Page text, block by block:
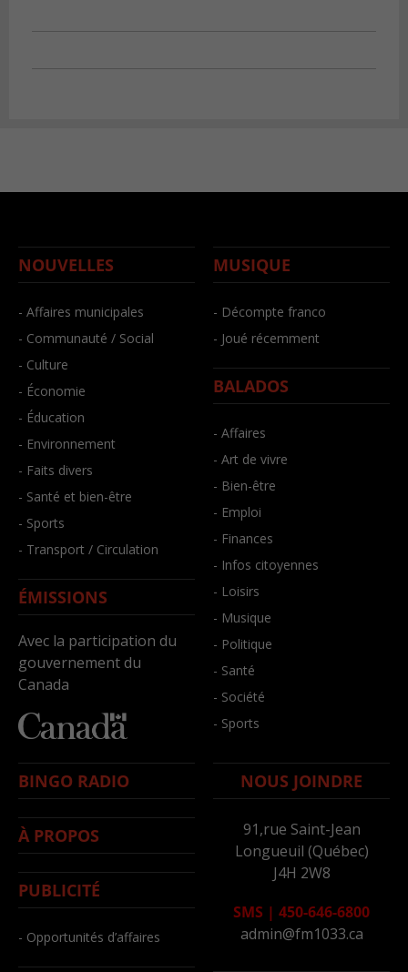
NOUVELLES
- Affaires municipales
- Communauté / Social
- Culture
- Économie
- Éducation
- Environnement
- Faits divers
- Santé et bien-être
- Sports
- Transport / Circulation
ÉMISSIONS
Avec la participation du
gouvernement du
Canada
MUSIQUE
- Décompte franco
- Joué récemment
BALADOS
- Affaires
- Art de vivre
- Bien-être
- Emploi
- Finances
- Infos citoyennes
- Loisirs
- Musique
- Politique
- Santé
- Société
- Sports
BINGO RADIO
À PROPOS
PUBLICITÉ
- Opportunités d’affaires
NOUS JOINDRE
91,rue Saint-Jean
Longueuil (Québec)
J4H 2W8
SMS | 450-646-6800
admin@fm1033.ca